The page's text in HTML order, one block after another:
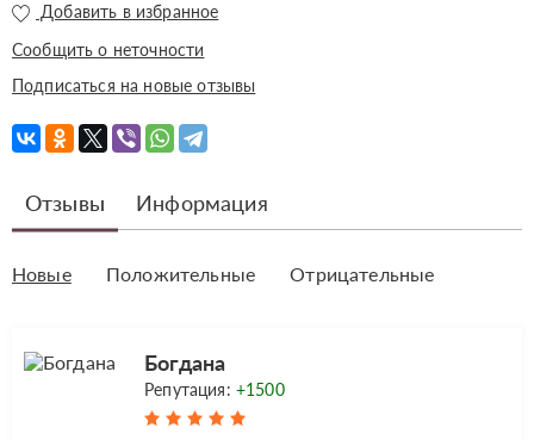
Добавить в избранное
Сообщить о неточности
Подписаться на новые отзывы
Отзывы Информация
Новые Положительные Отрицательные
Богдана
Репутация: +1500